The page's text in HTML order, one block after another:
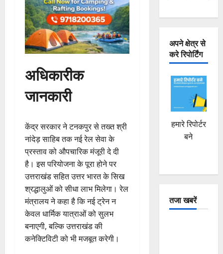
अधिकारीक
जानकारी
केंद्र सरकार ने टनकपुर से तख्त श्री
नांदेड़ साहिब तक नई रेल सेवा के
प्रस्ताव को औपचारिक मंजूरी दे दी
है। इस परियोजना के पूरा होने पर
उत्तराखंड सहित उत्तर भारत के सिख
श्रद्धालुओं को सीधा लाभ मिलेगा। रेल
मंत्रालय ने कहा है कि नई ट्रेन न
केवल धार्मिक यात्राओं को सुलभ
बनाएगी, बल्कि उत्तराखंड की
कनेक्टिविटी को भी मजबूत करेगी।
अपने क्षेत्र से
करे रिपोर्टिंग
हमारे रिपोर्टर
बने
तजा खबरें